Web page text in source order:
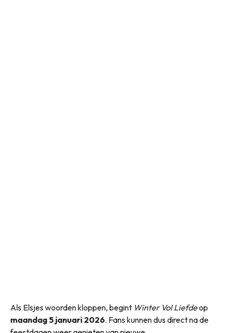
Als Elsjes woorden kloppen, begint Winter Vol Liefdeop
maandag 5 januari 2026. Fans kunnen dus direct na de